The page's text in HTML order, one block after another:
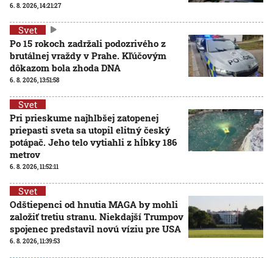
6. 8. 2026, 14:21:27
Svet
Po 15 rokoch zadržali podozrivého z
brutálnej vraždy v Prahe. Kľúčovým
dôkazom bola zhoda DNA
6. 8. 2026, 13:51:58
Svet
Pri prieskume najhlbšej zatopenej
priepasti sveta sa utopil elitný český
potápač. Jeho telo vytiahli z hĺbky 186
metrov
6. 8. 2026, 11:52:11
Svet
Odštiepenci od hnutia MAGA by mohli
založiť tretiu stranu. Niekdajší Trumpov
spojenec predstavil novú víziu pre USA
6. 8. 2026, 11:39:53